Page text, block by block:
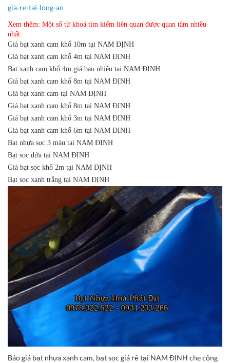
gia-re-tai-long-an
Xem thêm: Một số từ khoá tìm kiếm liên quan được quan tâm nhiều
nhất:
Giá bạt xanh cam khổ 10m tại NAM ĐỊNH
Giá bạt xanh cam khổ 4m tại NAM ĐỊNH
Bạt xanh cam khổ 4m giá bao nhiêu tại NAM ĐỊNH
Giá bạt xanh cam khổ 8m tại NAM ĐỊNH
Giá bạt xanh cam tại NAM ĐỊNH
Giá bạt xanh cam khổ 8m tại NAM ĐỊNH
Giá bạt xanh cam khổ 3m tại NAM ĐỊNH
Giá bạt xanh cam khổ 6m tại NAM ĐỊNH
Bạt nhựa sọc 3 màu tại NAM ĐỊNH
Bạt sọc dứa tại NAM ĐỊNH
Giá bạt sọc khổ 2m tại NAM ĐỊNH
Bạt sọc xanh trắng tại NAM ĐỊNH
Báo giá bạt nhựa xanh cam, bạt sọc giá rẻ tại NAM ĐỊNH che công